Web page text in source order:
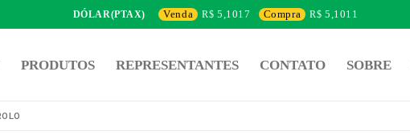
DÓLAR(PTAX) Venda 5,1017 Compra 5,1011
PRODUTOS REPRESENTANTES CONTATO SOBRE